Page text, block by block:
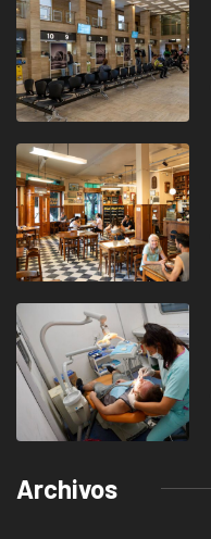
Archivos